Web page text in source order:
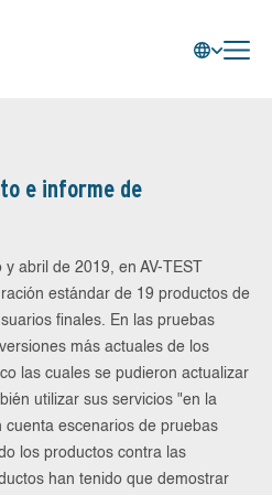
e informe de
abril de 2019, en AV-TEST
estándar de 19 productos de
finales. En las pruebas
más actuales de los
las cuales se pudieron actualizar
utilizar sus servicios "en la
cuenta escenarios de pruebas
los productos contra las
han tenido que demostrar